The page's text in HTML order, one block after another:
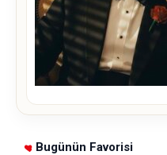
Bugünün Favorisi